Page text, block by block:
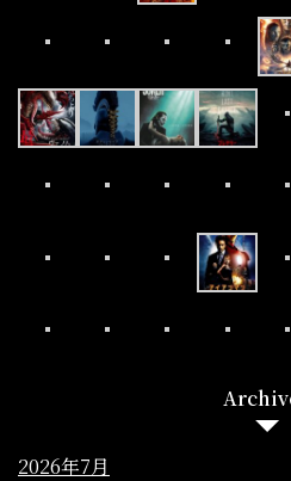
2026年7月